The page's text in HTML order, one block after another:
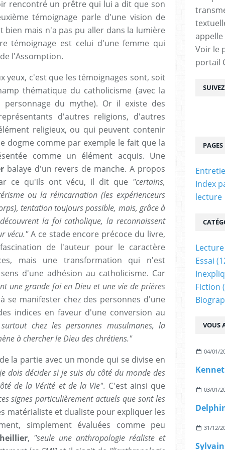
rencontré un prêtre qui lui a dit que son
témoignage parle d'une vision de
mais n'a pas pu aller dans la lumière
témoignage est celui d'une femme qui
l'Assomption.
yeux, c'est que les témoignages sont, soit
thématique du catholicisme (avec la
du mythe). Or il existe des
d'autres religions, d'autres
religieux, ou qui peuvent contenir
dogme comme par exemple le fait que la
comme un élément acquis. Une
balaye d'un revers de manche. A propos
ce qu'ils ont vécu, il dit que "certains,
ou la réincarnation (les expérienceurs
tentation toujours possible, mais, grâce à
la foi catholique, la reconnaissent
vécu."A ce stade encore précoce du livre,
de l'auteur pour le caractère
mais une transformation qui n'est
d'une adhésion au catholicisme. Car
une grande foi en Dieu et une vie de prières
se manifester chez des personnes d'une
indices en faveur d'une conversion au
chez les personnes musulmanes, la
à chercher le Dieu des chrétiens."
la partie avec un monde qui se divise en
dois décider si je suis du côté du monde des
de la Vérité et de la Vie". C'est ainsi que
signes particulièrement actuels que sont les
matérialiste et dualiste pour expliquer les
simplement évaluées comme peu
, "seule une anthropologie réaliste et
Voir le
portail
VOUS
04/01/
03/01/
31/12/
PAGES
Index
lecture
Lecture
Essai
Fiction